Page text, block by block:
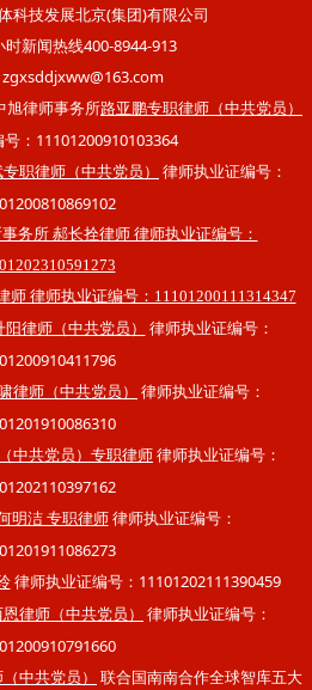
科技发展北京(集团)有限公司
新闻热线400-8944-913
旭律师事务所路亚鹏专职律师（中共党员）
：11101200910103364
职律师（中共党员）
律师执业证编号：
务所 郝长拴律师 律师执业证编号：
师 律师执业证编号：11101200111314347
阳律师（中共党员）
律师执业证编号：
律师（中共党员）
律师执业证编号：
中共党员）专职律师 律师执业证编号：
明洁 专职律师律师执业证编号：
律师执业证编号：11101202111390459
律师（中共党员）
律师执业证编号：
中共党员） 联合国南南合作全球智库五大